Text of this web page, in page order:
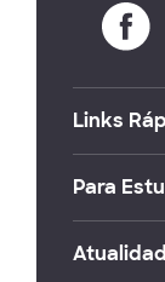
Links
Para